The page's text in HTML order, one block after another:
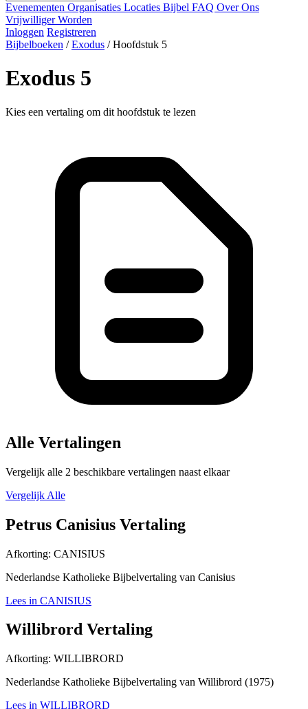
Evenementen Organisaties Locaties Bijbel FAQ Over Ons
Vrijwilliger Worden
Inloggen Registreren
Bijbelboeken / Exodus / Hoofdstuk 5
Exodus 5
Kies een vertaling om dit hoofdstuk te lezen
Alle Vertalingen
Vergelijk alle 2 beschikbare vertalingen naast elkaar
Vergelijk Alle
Petrus Canisius Vertaling
Afkorting: CANISIUS
Nederlandse Katholieke Bijbelvertaling van Canisius
Lees in CANISIUS
Willibrord Vertaling
Afkorting: WILLIBRORD
Nederlandse Katholieke Bijbelvertaling van Willibrord (1975)
Lees in WILLIBRORD